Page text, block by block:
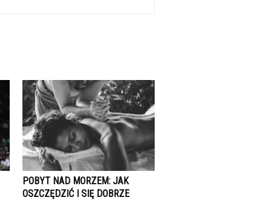
POBYT NAD MORZEM: JAK
OSZCZĘDZIĆ I SIĘ DOBRZE